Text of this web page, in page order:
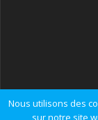
Nous utilisons des
sur notre site